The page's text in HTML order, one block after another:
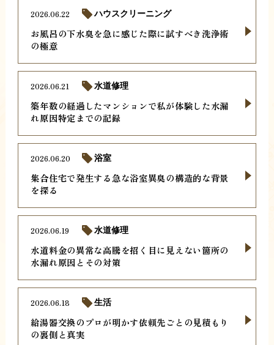
お風呂の下水臭を急に感じた際に試すべき洗浄術
の極意
2026.06.22 ハウスクリーニング
築年数の経過したマンションで私が体験した水漏
れ原因特定までの記録
2026.06.21 水道修理
集合住宅で発生する急な浴室異臭の構造的な背景
を探る
2026.06.20 浴室
水道料金の異常な高騰を招く目に見えない箇所の
水漏れ原因とその対策
2026.06.19 水道修理
給湯器交換のプロが明かす依頼先ごとの見積もり
の裏側と真実
2026.06.18 生活